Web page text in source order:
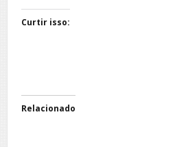
Curtir isso:
Relacionado